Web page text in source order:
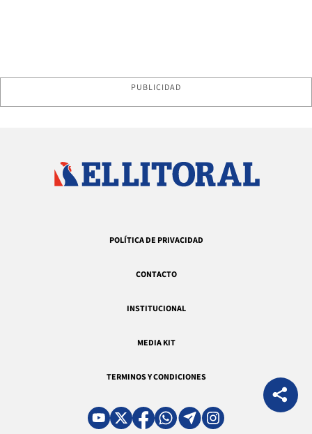
PUBLICIDAD
POLÍTICA DE PRIVACIDAD
CONTACTO
INSTITUCIONAL
MEDIA KIT
TERMINOS Y CONDICIONES